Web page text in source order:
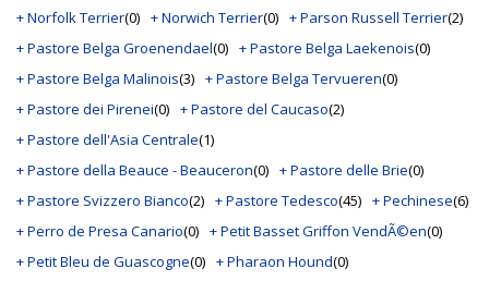
+ Norfolk Terrier(0) + Norwich Terrier(0) + Parson Russell Terrier(2)
+ Pastore Belga Groenendael(0) + Pastore Belga Laekenois(0)
+ Pastore Belga Malinois(3) + Pastore Belga Tervueren(0)
+ Pastore dei Pirenei(0) + Pastore del Caucaso(2)
+ Pastore dell'Asia Centrale(1)
+ Pastore della Beauce - Beauceron(0) + Pastore delle Brie(0)
+ Pastore Svizzero Bianco(2) + Pastore Tedesco(45) + Pechinese(6)
+ Perro de Presa Canario(0) + Petit Basset Griffon VendÃ©en(0)
+ Petit Bleu de Guascogne(0) + Pharaon Hound(0)